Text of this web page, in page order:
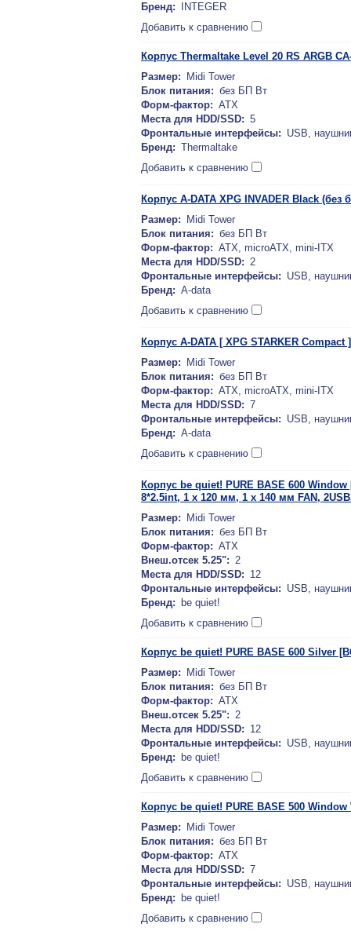
Бренд:
INTEGER
Добавить к сравнению
Корпус Thermaltake Level 20 RS ARGB
Размер:
Midi Tower
Блок питания: без БП Вт
Форм-фактор: ATX
Места для HDD/SSD: 5
Фронтальные интерфейсы: USB,
Бренд: Thermaltake
Добавить к сравнению
Корпус A-DATA XPG INVADER Black (без
Размер:
Midi Tower
Блок питания: без БП Вт
Форм-фактор: ATX, microATX, mini-ITX
Места для HDD/SSD: 2
Фронтальные интерфейсы: USB,
Бренд: A-data
Добавить к сравнению
Корпус A-DATA [ XPG STARKER Compact
Размер:
Midi Tower
Блок питания: без БП Вт
Форм-фактор: ATX, microATX, mini-ITX
Места для HDD/SSD: 7
Фронтальные интерфейсы: USB,
Бренд: A-data
Добавить к сравнению
Корпус be quiet! PURE BASE 600 Window
8*2.5int, 1 x 120 мм, 1 x 140 мм FAN,
Размер:
Midi Tower
Блок питания: без БП Вт
Форм-фактор: ATX
Внеш.отсек 5.25": 2
Места для HDD/SSD: 12
Фронтальные интерфейсы: USB,
Бренд:
be quiet!
Добавить к сравнению
Корпус be quiet! PURE BASE 600 Silver
Размер:
Midi Tower
Блок питания: без БП Вт
Форм-фактор: ATX
Внеш.отсек 5.25": 2
Места для HDD/SSD: 12
Фронтальные интерфейсы: USB,
Бренд:
be quiet!
Добавить к сравнению
Корпус be quiet! PURE BASE 500 Window
Размер:
Midi Tower
Блок питания: без БП Вт
Форм-фактор: ATX
Места для HDD/SSD: 7
Фронтальные интерфейсы: USB,
Бренд:
be quiet!
Добавить к сравнению